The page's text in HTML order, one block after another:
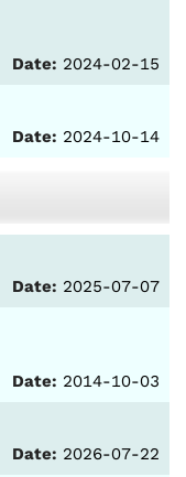
Date: 2024-02-15
Date: 2024-10-14
Date: 2025-07-07
Date: 2014-10-03
Date: 2026-07-22